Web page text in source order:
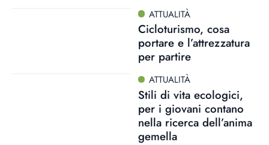
ATTUALITÀ
Cicloturismo, cosa
portare e l’attrezzatura
per partire
ATTUALITÀ
Stili di vita ecologici,
per i giovani contano
nella ricerca dell’anima
gemella